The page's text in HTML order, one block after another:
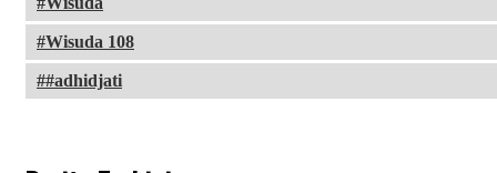
Wisuda 108
#adhidjati